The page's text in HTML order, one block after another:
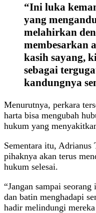
“Ini luka
yang
melahirkan
membesarkan
kasih sayang,
sebagai
kandungnya
Menurutnya, perkara
harta bisa mengubah
hukum yang
Sementara itu, Adrianus
pihaknya akan terus
hukum selesai.
“Jangan sampai
dan batin menghadapi
hadir melindungi